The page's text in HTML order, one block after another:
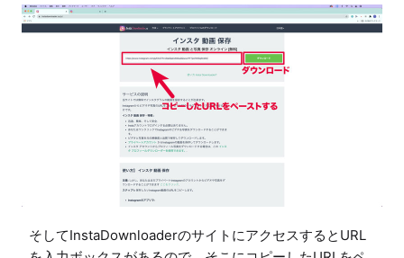
そしてInstaDownloaderのサイトにアクセスするとURL